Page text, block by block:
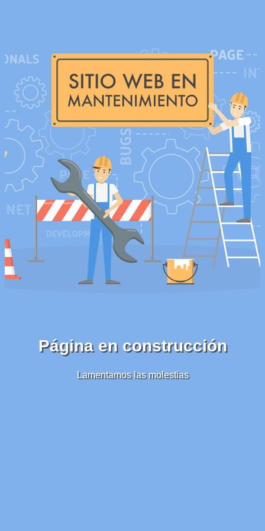
Página en construcción
Lamentamos las molestias